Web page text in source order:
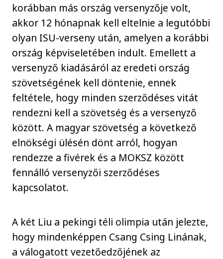
korábban más ország versenyzője volt,
akkor 12 hónapnak kell eltelnie a legutóbbi
olyan ISU-verseny után, amelyen a korábbi
ország képviseletében indult. Emellett a
versenyző kiadásáról az eredeti ország
szövetségének kell döntenie, ennek
feltétele, hogy minden szerződéses vitát
rendezni kell a szövetség és a versenyző
között. A magyar szövetség a következő
elnökségi ülésén dönt arról, hogyan
rendezze a fivérek és a MOKSZ között
fennálló versenyzői szerződéses
kapcsolatot.
A két Liu a pekingi téli olimpia után jelezte,
hogy mindenképpen Csang Csing Linának,
a válogatott vezetőedzőjének az